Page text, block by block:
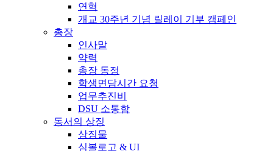
연혁
개교 30주년 기념 릴레이 기부 캠페인
총장
인사말
약력
총장 동정
학생면담시간 요청
업무추진비
DSU 소통함
동서의 상징
상징물
심볼로고 & UI